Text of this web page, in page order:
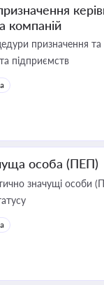
компаній
призначення та
підприємств
особа (ПЕП)
значущі особи